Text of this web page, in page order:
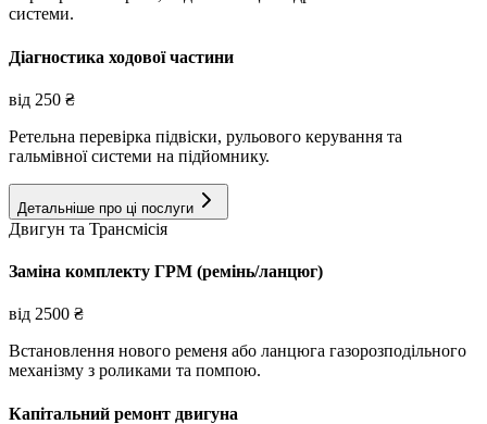
системи.
Діагностика ходової частини
від 250 ₴
Ретельна перевірка підвіски, рульового керування та
гальмівної системи на підйомнику.
Детальніше про ці послуги
Двигун та Трансмісія
Заміна комплекту ГРМ (ремінь/ланцюг)
від 2500 ₴
Встановлення нового ременя або ланцюга газорозподільного
механізму з роликами та помпою.
Капітальний ремонт двигуна